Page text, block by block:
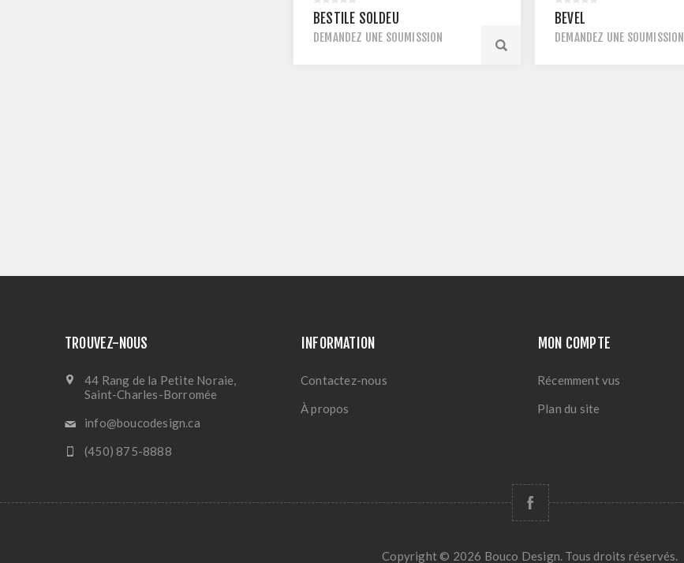
BESTILE SOLDEU
DEMANDEZ UNE SOUMISSION
BEVEL
DEMANDEZ UNE SOUMISSION
TROUVEZ-NOUS
44 Rang de la Petite Noraie,
Saint-Charles-Borromée
info@boucodesign.ca
(450) 875-8888
INFORMATION
Contactez-nous
À propos
MON COMPTE
Récemment vus
Plan du site
Copyright © 2026 Bouco Design. Tous droits réservés.